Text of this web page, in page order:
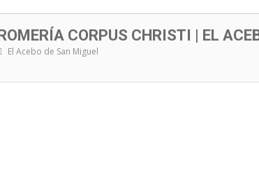
ROMERÍA CORPUS CHRISTI | EL
El Acebo de San Miguel